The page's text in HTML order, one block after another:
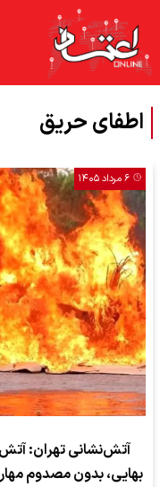
اطفای حریق
۶ مرداد ۱۴۰۵
آتش‌نشانی تهران:
بهایی، بدون مصدوم